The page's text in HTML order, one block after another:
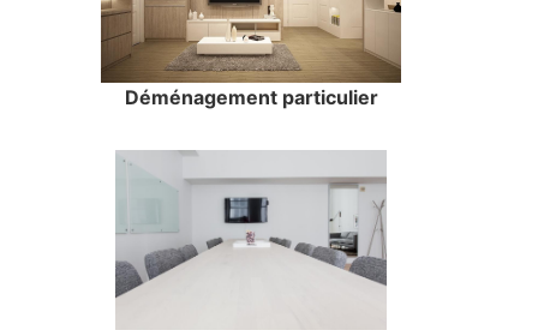
Déménagement particulier